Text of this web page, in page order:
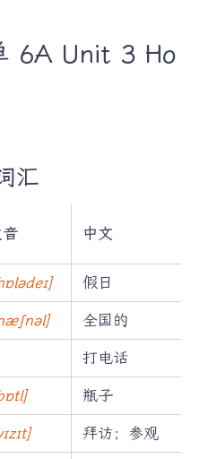
6A Unit 3 Ho
汇
音 中文
假日
全国的
打电话
瓶子
拜访；参观